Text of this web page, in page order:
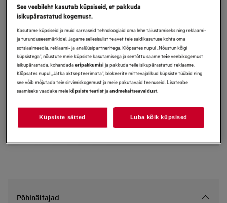
M5WPWB01
Pesumasina kott (40x60cm) + 1
tasuta
Pesumasina kotid kaitsevad õrnasid esemeid pesemise ajal.
Pesumasina kotid kaitsevad pesemisel õrna pesu.
Põhinäitajad
See veebileht kasutab küpsiseid, et pakkuda
isikupärastatud kogemust.
Kasutame küpsiseid ja muid sarnaseid tehnoloogiaid oma lehe täiustamiseks ning reklaami-
ja turunduseesmärkidel. Jagame sellesisulist teavet teie saidikasutuse kohta oma
sotsiaalmeedia, reklaami- ja analüüsipartneritega. Klõpsates nupul „Nõustun kõigi
küpsistega“, nõustute meie küpsiste kasutamisega ja seetõttu saameteieveebikogemust
isikupärastada, kohandadaeripakkumisija pakkuda teile isikupärastatud reklaame.
Klõpsates nupul „Jätka aktsepteerimata“, blokeerite mittevajalikud küpsiste tüübid ning
see võib mõjutada teie sirvimiskogemust ja meie pakutavaid teenuseid. Lisateabe
saamiseks vaadake meieküpsiste teatistjaandmekaitseavaldust.
Küpsiste sätted Luba kõik küpsised